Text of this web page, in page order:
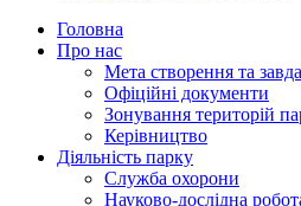
Головна
Про нас
Мета створення та
Офіційні документи
Зонування територій
Керівництво
Діяльність парку
Служба охорони
Науково-дослідна